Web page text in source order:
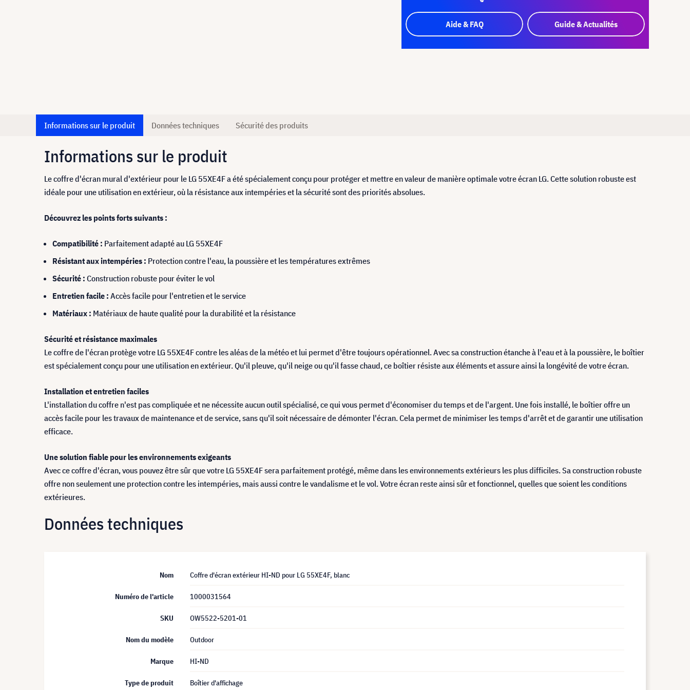
Aide & FAQ Guide & Actualités
Informations sur le produit Données techniques Sécurité des produits
Informations sur le produit
Le coffre d'écran mural d'extérieur pour le LG 55XE4F a été spécialement conçu pour protéger et mettre en valeur de manière optimale votre écran LG. Cette solution robuste est
idéale pour une utilisation en extérieur, où la résistance aux intempéries et la sécurité sont des priorités absolues.
Découvrez les points forts suivants :
Compatibilité : Parfaitement adapté au LG 55XE4F
Résistant aux intempéries : Protection contre l'eau, la poussière et les températures extrêmes
Sécurité : Construction robuste pour éviter le vol
Entretien facile : Accès facile pour l'entretien et le service
Matériaux : Matériaux de haute qualité pour la durabilité et la résistance
Sécurité et résistance maximales
Le coffre de l'écran protège votre LG 55XE4F contre les aléas de la météo et lui permet d'être toujours opérationnel. Avec sa construction étanche à l'eau et à la poussière, le boîtier
est spécialement conçu pour une utilisation en extérieur. Qu'il pleuve, qu'il neige ou qu'il fasse chaud, ce boîtier résiste aux éléments et assure ainsi la longévité de votre écran.
Installation et entretien faciles
L'installation du coffre n'est pas compliquée et ne nécessite aucun outil spécialisé, ce qui vous permet d'économiser du temps et de l'argent. Une fois installé, le boîtier offre un
accès facile pour les travaux de maintenance et de service, sans qu'il soit nécessaire de démonter l'écran. Cela permet de minimiser les temps d'arrêt et de garantir une utilisation
efficace.
Une solution fiable pour les environnements exigeants
Avec ce coffre d'écran, vous pouvez être sûr que votre LG 55XE4F sera parfaitement protégé, même dans les environnements extérieurs les plus difficiles. Sa construction robuste
offre non seulement une protection contre les intempéries, mais aussi contre le vandalisme et le vol. Votre écran reste ainsi sûr et fonctionnel, quelles que soient les conditions
extérieures.
Données techniques
Nom Coffre d'écran extérieur HI-ND pour LG 55XE4F, blanc
Numéro de l'article 1000031564
SKU OW5522-5201-01
Nom du modèle Outdoor
Marque HI-ND
Type de produit Boîtier d'affichage